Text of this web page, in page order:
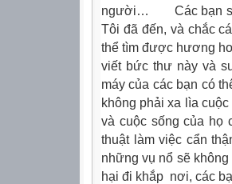
người…
Các bạn
Tôi đã đến, và chắc
thể tìm được hương
viết bức thư này và
máy của các bạn có
không phải xa lìa
và cuộc sống của họ
thuật làm việc cẩn
những vụ nổ sẽ
hại đi khắp nơi, các